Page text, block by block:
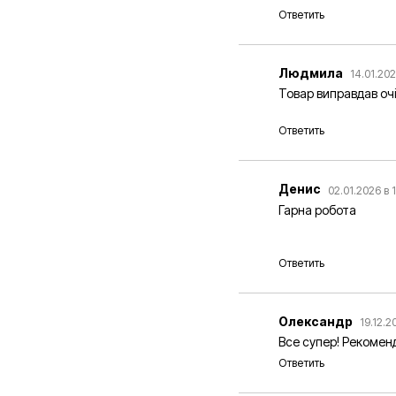
Ответить
Людмила
Товар виправдав
Ответить
Денис 02.01.2026 в
Гарна робота
Ответить
Олександр
Все супер!
Ответить